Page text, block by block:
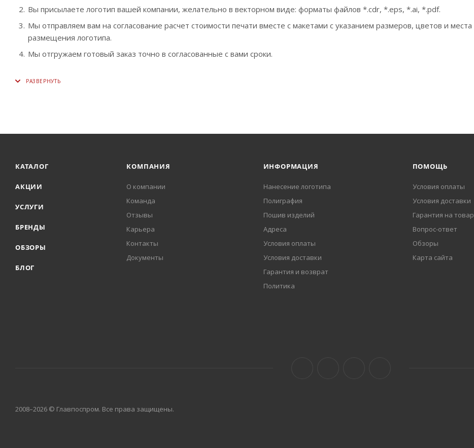
Вы присылаете логотип вашей компании, желательно в векторном виде: форматы файлов *.cdr, *.eps, *.ai, *.pdf.
Мы отправляем вам на согласование расчет стоимости печати вместе с макетами с указанием размеров, цветов и места
размещения логотипа.
Мы отгружаем готовый заказ точно в согласованные с вами сроки.
КАТАЛОГ
АКЦИИ
УСЛУГИ
БРЕНДЫ
ОБЗОРЫ
БЛОГ
КОМПАНИЯ
О компании
Команда
Отзывы
Карьера
Контакты
Документы
ИНФОРМАЦИЯ
Нанесение логотипа
Полиграфия
Пошив изделий
Адреса
Условия оплаты
Условия доставки
Гарантия и возврат
Политика
ПОМОЩЬ
Условия оплаты
Условия доставки
Гарантия на товар
Вопрос-ответ
Обзоры
Карта сайта
2008–2026 © Главпоспром. Все права защищены.